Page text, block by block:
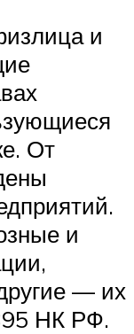
и
От
и
— их
НК РФ.